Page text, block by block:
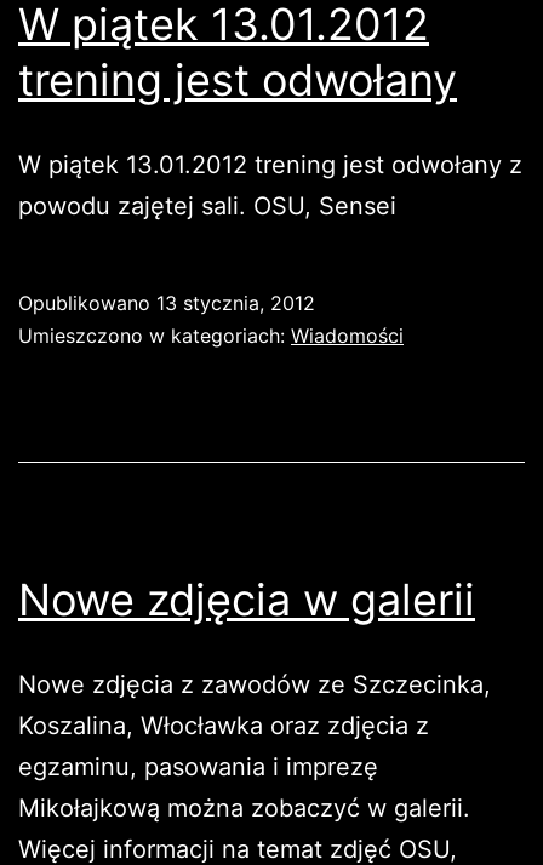
W piątek 13.01.2012
trening jest odwołany
W piątek 13.01.2012 trening jest odwołany z
powodu zajętej sali. OSU, Sensei
Opublikowano 13 stycznia, 2012
Umieszczono w kategoriach: Wiadomości
Nowe zdjęcia w galerii
Nowe zdjęcia z zawodów ze Szczecinka,
Koszalina, Włocławka oraz zdjęcia z
egzaminu, pasowania i imprezę
Mikołajkową można zobaczyć w galerii.
Więcej informacji na temat zdjęć OSU,